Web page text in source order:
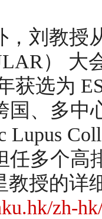
刘教授
） 大
获选为
国、多中
Lupus
任多个高
教授的详
zh-